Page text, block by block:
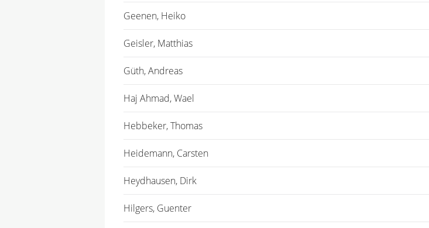
Geenen, Heiko
Geisler, Matthias
Güth, Andreas
Haj Ahmad, Wael
Hebbeker, Thomas
Heidemann, Carsten
Heydhausen, Dirk
Hilgers, Guenter